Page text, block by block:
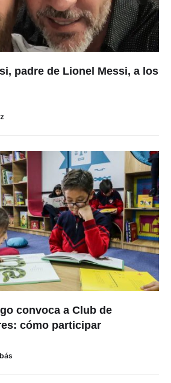
padre de Lionel Messi, a los
convoca a Club de
cómo participar